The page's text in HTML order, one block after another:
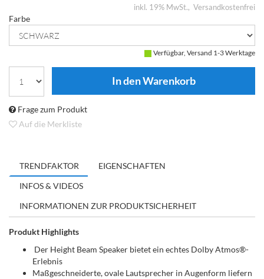
inkl. 19% MwSt. Versandkostenfrei
Farbe
Verfügbar, Versand 1-3 Werktage
Frage zum Produkt
Auf die Merkliste
TRENDFAKTOR
EIGENSCHAFTEN
INFOS & VIDEOS
INFORMATIONEN ZUR PRODUKTSICHERHEIT
Produkt Highlights
Der Height Beam Speaker bietet ein echtes Dolby Atmos®-
Erlebnis
Maßgeschneiderte, ovale Lautsprecher in Augenform liefern